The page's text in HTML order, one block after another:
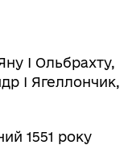
I Ольбрахту,
I Ягеллончик,
1551 року